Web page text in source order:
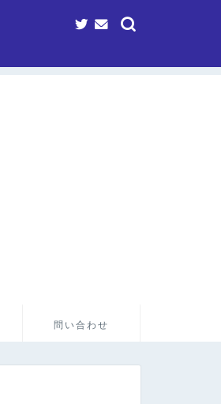
問い合わせ